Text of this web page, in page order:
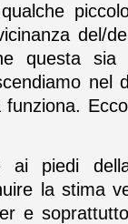
del/
questa sia
nel
ai piedi
la stima
e